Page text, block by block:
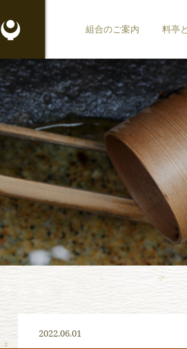
組合のご案内
料亭
2022.06.01